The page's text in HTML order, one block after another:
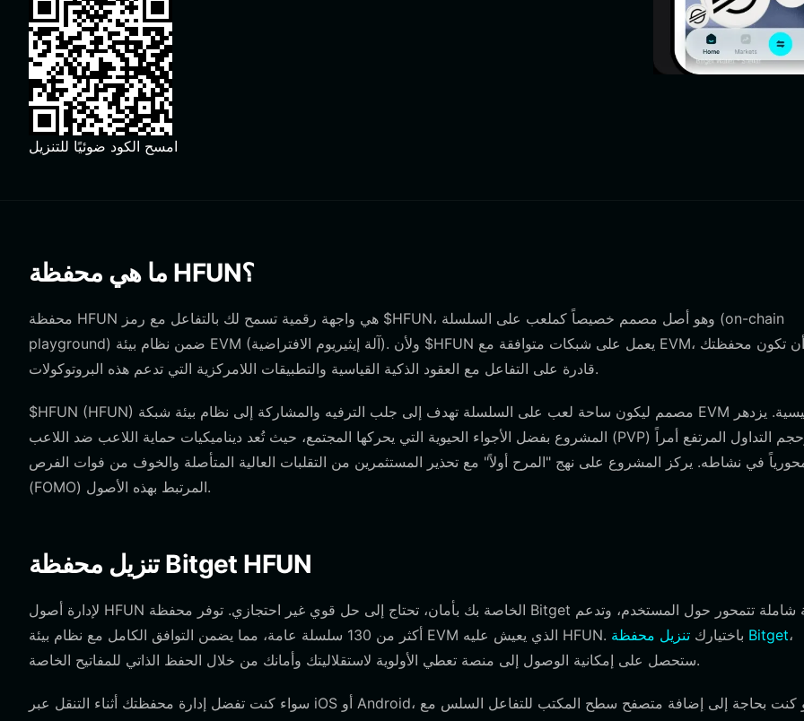
امسح الكود ضوئيًا للتنزيل
ما هي محفظة HFUN؟
محفظة HFUN هي واجهة رقمية تسمح لك بالتفاعل مع رمز $HFUN، وهو أصل مصمم خصيصاً كملعب على السلسلة (on-chain
playground) ضمن نظام بيئة EVM (آلة إيثيريوم الافتراضية). ولأن $HFUN يعمل على شبكات متوافقة مع EVM، يجب أن تكون محفظتك
قادرة على التفاعل مع العقود الذكية القياسية والتطبيقات اللامركزية التي تدعم هذه البروتوكولات.
$HFUN (HFUN) مصمم ليكون ساحة لعب على السلسلة تهدف إلى جلب الترفيه والمشاركة إلى نظام بيئة شبكة EVM الرئيسية. يزدهر
المشروع بفضل الأجواء الحيوية التي يحركها المجتمع، حيث تُعد ديناميكيات حماية اللاعب ضد اللاعب (PVP) وحجم التداول المرتفع أمراً
في نشاطه. يركز المشروع على نهج "المرح أولاً" مع تحذير المستثمرين من التقلبات العالية المتأصلة والخوف من فوات الفرص
(FOMO) المرتبط بهذه الأصول.
تنزيل محفظة Bitget HFUN
لإدارة أصول HFUN الخاصة بك بأمان، تحتاج إلى حل قوي غير احتجازي. توفر محفظة Bitget بيئة شاملة تتمحور حول المستخدم، وتدعم
أكثر من 130 سلسلة عامة، مما يضمن التوافق الكامل مع نظام بيئة EVM الذي يعيش عليه HFUN. باختيارك تنزيل محفظة Bitget،
ستحصل على إمكانية الوصول إلى منصة تعطي الأولوية لاستقلاليتك وأمانك من خلال الحفظ الذاتي للمفاتيح الخاصة.
سواء كنت تفضل إدارة محفظتك أثناء التنقل عبر iOS أو Android، أو كنت بحاجة إلى إضافة متصفح سطح المكتب للتفاعل السلس مع